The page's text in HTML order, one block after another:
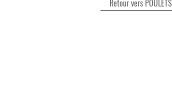
Retour vers POULETS